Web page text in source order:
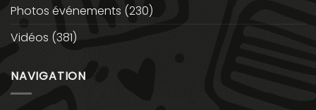
Photos événements (230)
Vidéos (381)
NAVIGATION